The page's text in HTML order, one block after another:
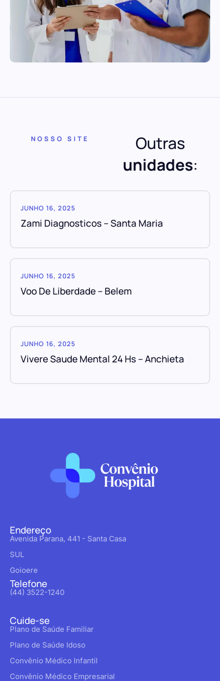
NOSSO SITE
Outras
unidades:
JUNHO 16, 2025
Zami Diagnosticos – Santa Maria
JUNHO 16, 2025
Voo De Liberdade – Belem
JUNHO 16, 2025
Vivere Saude Mental 24 Hs – Anchieta
Endereço
Avenida Parana, 441 - Santa Casa
SUL
Goioere
Telefone
(44) 3522-1240
Cuide-se
Plano de Saúde Familiar
Plano de Saúde Idoso
Convênio Médico Infantil
Convênio Médico Empresarial